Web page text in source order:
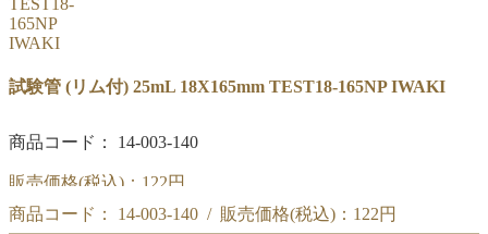
試験管 (リム付) 25mL 18X165mm TEST18-165NP IWAKI
商品コード： 14-003-140
販売価格(税込)： 122円
IWAKI 試験管 25mL (リム付) 18X165mm TEST18-165NP
商品コード： 14-003-140 / 販売価格(税込)： 122円